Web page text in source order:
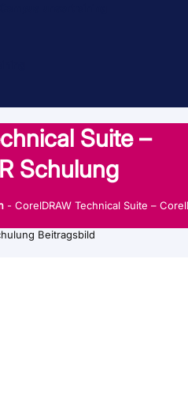
Suite –
Schulung
- CorelDRAW Technical Suite –